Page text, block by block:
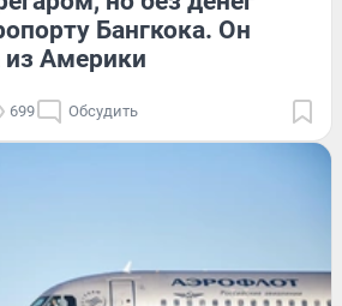
Бангкока. Он
из Америки
699 Обсудить